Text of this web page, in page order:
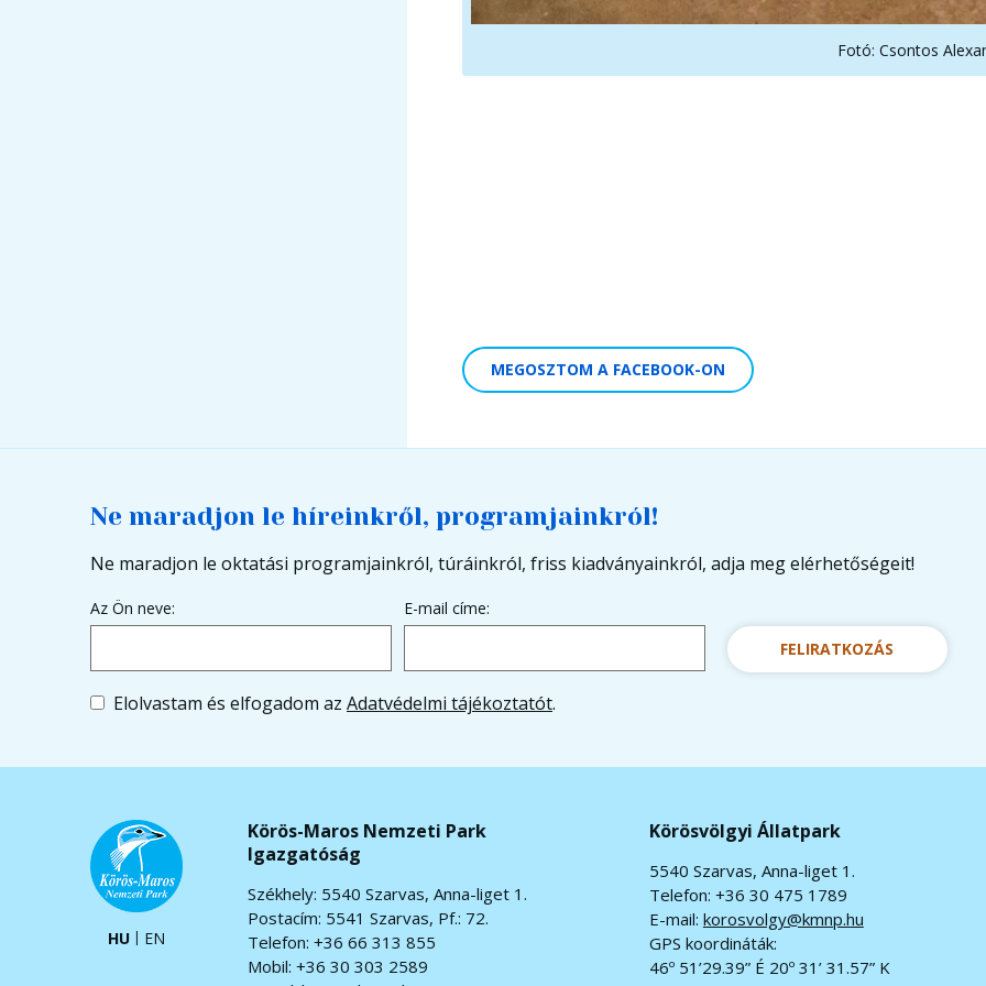
Fotó: Csontos
MEGOSZTOM A FACEBOOK-ON
Ne maradjon le híreinkről, programjainkról!
Ne maradjon le oktatási programjainkról, túráinkról, friss kiadványainkról, adja meg elérhetőségeit!
Az Ön neve: E-mail címe:
Elolvastam és elfogadom az Adatvédelmi tájékoztatót.
FELIRATKOZÁS
HU EN
Körös-Maros Nemzeti Park
Igazgatóság
Székhely: 5540 Szarvas, Anna-liget 1.
Postacím: 5541 Szarvas, Pf.: 72.
Telefon: +36 66 313 855
Mobil: +36 30 303 2589
Körösvölgyi Állatpark
5540 Szarvas, Anna-liget 1.
Telefon: +36 30 475 1789
E-mail: korosvolgy@kmnp.hu
GPS koordináták:
46º 51’29.39” É 20º 31’ 31.57” K